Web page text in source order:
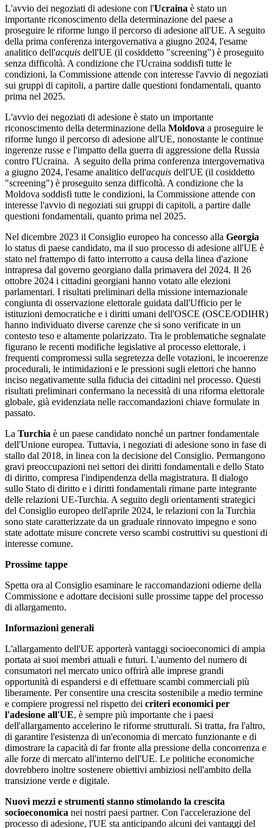
L'avvio dei negoziati di adesione con l'Ucraina è stato un
importante riconoscimento della determinazione del paese a
proseguire le riforme lungo il percorso di adesione all'UE. A seguito
della prima conferenza intergovernativa a giugno 2024, l'esame
analitico dell'acquis dell'UE (il cosiddetto "screening") è proseguito
senza difficoltà. A condizione che l'Ucraina soddisfi tutte le
condizioni, la Commissione attende con interesse l'avvio di negoziati
sui gruppi di capitoli, a partire dalle questioni fondamentali, quanto
prima nel 2025.
L'avvio dei negoziati di adesione è stato un importante
riconoscimento della determinazione della Moldova a proseguire le
riforme lungo il percorso di adesione all'UE, nonostante le continue
ingerenze russe e l'impatto della guerra di aggressione della Russia
contro l'Ucraina. A seguito della prima conferenza intergovernativa
a giugno 2024, l'esame analitico dell'acquis dell'UE (il cosiddetto
"screening") è proseguito senza difficoltà. A condizione che la
Moldova soddisfi tutte le condizioni, la Commissione attende con
interesse l'avvio di negoziati sui gruppi di capitoli, a partire dalle
questioni fondamentali, quanto prima nel 2025.
Nel dicembre 2023 il Consiglio europeo ha concesso alla Georgia
lo status di paese candidato, ma il suo processo di adesione all'UE è
stato nel frattempo di fatto interrotto a causa della linea d'azione
intrapresa dal governo georgiano dalla primavera del 2024. Il 26
ottobre 2024 i cittadini georgiani hanno votato alle elezioni
parlamentari. I risultati preliminari della missione internazionale
congiunta di osservazione elettorale guidata dall'Ufficio per le
istituzioni democratiche e i diritti umani dell'OSCE (OSCE/ODIHR)
hanno individuato diverse carenze che si sono verificate in un
contesto teso e altamente polarizzato. Tra le problematiche segnalate
figurano le recenti modifiche legislative al processo elettorale, i
frequenti compromessi sulla segretezza delle votazioni, le incoerenze
procedurali, le intimidazioni e le pressioni sugli elettori che hanno
inciso negativamente sulla fiducia dei cittadini nel processo. Questi
risultati preliminari confermano la necessità di una riforma elettorale
globale, già evidenziata nelle raccomandazioni chiave formulate in
passato.
La Turchia è un paese candidato nonché un partner fondamentale
dell'Unione europea. Tuttavia, i negoziati di adesione sono in fase di
stallo dal 2018, in linea con la decisione del Consiglio. Permangono
gravi preoccupazioni nei settori dei diritti fondamentali e dello Stato
di diritto, compresa l'indipendenza della magistratura. Il dialogo
sullo Stato di diritto e i diritti fondamentali rimane parte integrante
delle relazioni UE-Turchia. A seguito degli orientamenti strategici
del Consiglio europeo dell'aprile 2024, le relazioni con la Turchia
sono state caratterizzate da un graduale rinnovato impegno e sono
state adottate misure concrete verso scambi costruttivi su questioni di
interesse comune.
Prossime tappe
Spetta ora al Consiglio esaminare le raccomandazioni odierne della
Commissione e adottare decisioni sulle prossime tappe del processo
di allargamento.
Informazioni generali
L'allargamento dell'UE apporterà vantaggi socioeconomici di ampia
portata ai suoi membri attuali e futuri. L'aumento del numero di
consumatori nel mercato unico offrirà alle imprese grandi
opportunità di espandersi e di effettuare scambi commerciali più
liberamente. Per consentire una crescita sostenibile a medio termine
e compiere progressi nel rispetto dei criteri economici per
l'adesione all'UE, è sempre più importante che i paesi
dell'allargamento accelerino le riforme strutturali. Si tratta, fra l'altro,
di garantire l'esistenza di un'economia di mercato funzionante e di
dimostrare la capacità di far fronte alla pressione della concorrenza e
alle forze di mercato all'interno dell'UE. Le politiche economiche
dovrebbero inoltre sostenere obiettivi ambiziosi nell'ambito della
transizione verde e digitale.
Nuovi mezzi e strumenti stanno stimolando la crescita
socioeconomica nei nostri paesi partner. Con l'accelerazione del
processo di adesione, l'UE sta anticipando alcuni dei vantaggi del